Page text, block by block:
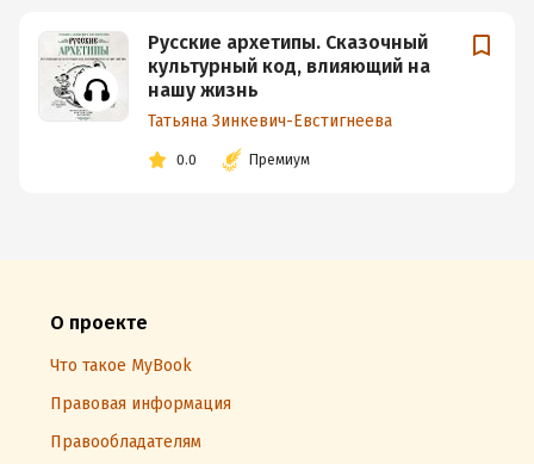
Русские архетипы. Сказочный
культурный код, влияющий на
нашу жизнь
Татьяна Зинкевич-Евстигнеева
0.0 Премиум
О проекте
Что такое MyBook
Правовая информация
Правообладателям